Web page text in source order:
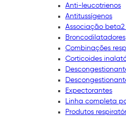
Anti-leucotrienos
Antitussígenos
Associação
Broncodilatadores
Combinações
Corticoides
Expectorantes
Linha completa
Produtos